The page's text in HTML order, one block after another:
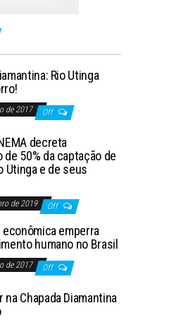
Rio Utinga
de 2017 Off
decreta
de 50% da captação de
Utinga e de seus
de 2019 Off
econômica emperra
humano no Brasil
de 2017 Off
na Chapada Diamantina